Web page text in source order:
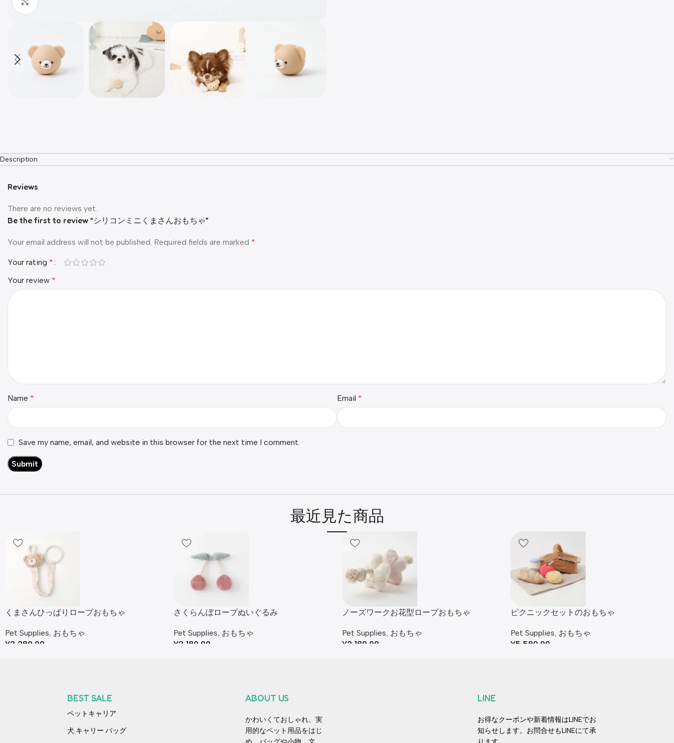
Description
Reviews
There are no reviews yet.
Be the first to review “シリコンミニくまさんおもちゃ”
Your email address will not be published. Required fields are marked *
Your rating *
Your review *
Name * Email *
Save my name, email, and website in this browser for the next time I comment.
最近見た商品
くまさんひっぱりロープおもちゃ
Pet Supplies, おもちゃ
¥2,280.00
さくらんぼロープぬいぐるみ
Pet Supplies, おもちゃ
¥2,180.00
ノーズワークお花型ロープおもちゃ
Pet Supplies, おもちゃ
¥2,180.00
ピクニックセットのおもちゃ
Pet Supplies, おもちゃ
¥5,580.00
BEST SALE
ペットキャリア
犬 キャリー バッグ​
ABOUT US
かわいくておしゃれ、実
用的なペット用品をはじ
LINE
お得なクーポンや新着情報はLINEでお
知らせします。お問合せもLINEにて承